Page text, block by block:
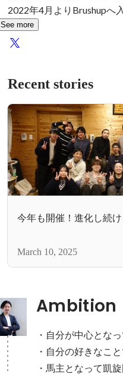
2022年4月よりBrushupへ
See more
Recent stories
今年も開催！進化し続
March 10, 2025
Ambition
・自分が中心とな
・自分の好きなこ
・馬主となって凱